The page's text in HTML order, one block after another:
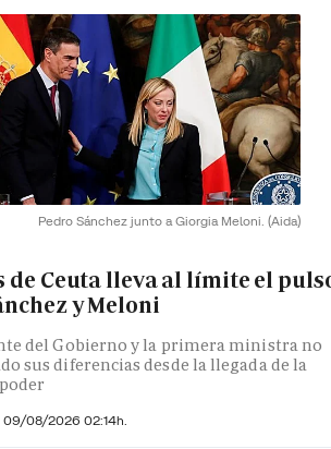
Pedro Sánchez junto a Giorgia Meloni. (Aida)
de Ceuta lleva al límite el
y Meloni
del Gobierno y la primera ministra no
sus diferencias desde la llegada de la
09/08/2026 02:14h.